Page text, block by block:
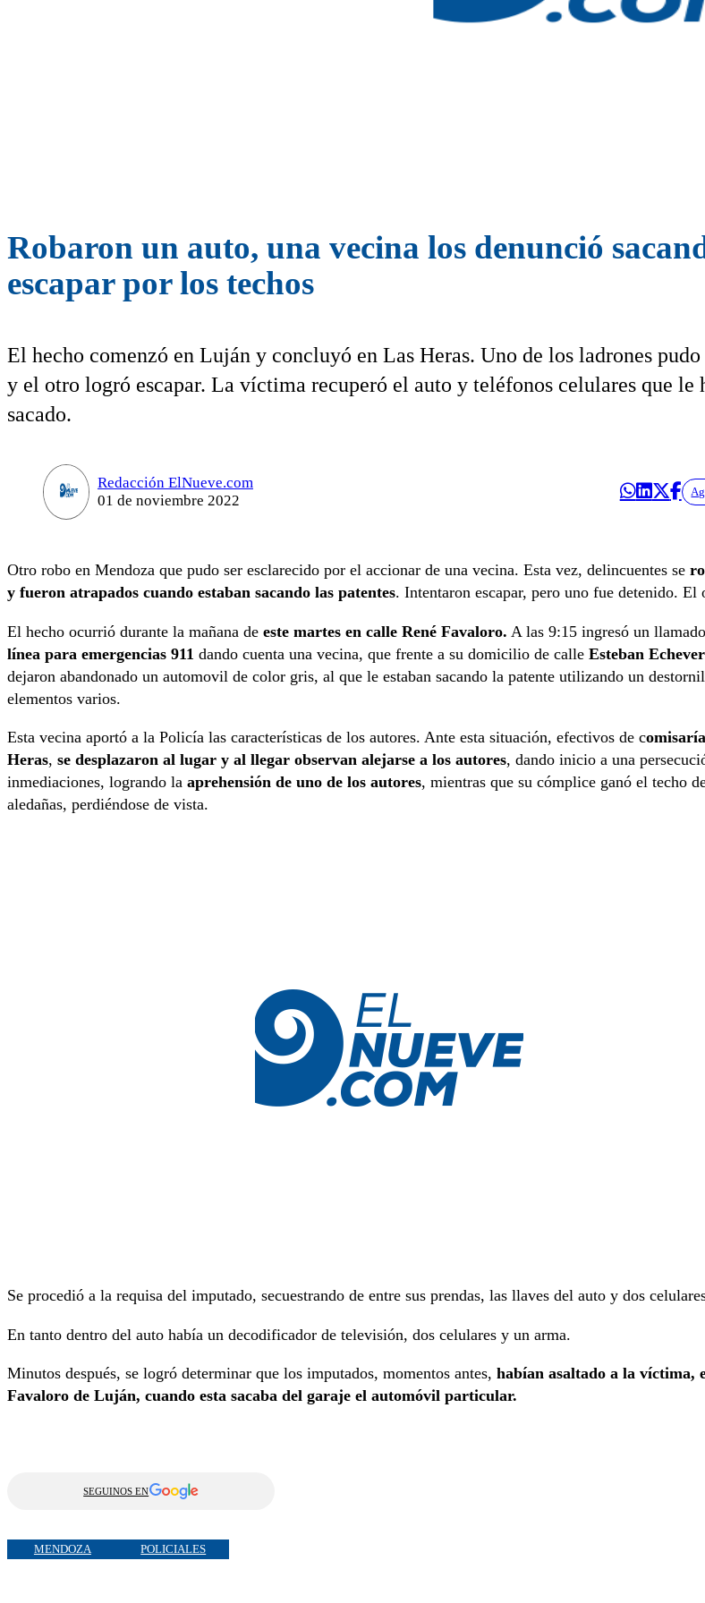
Robaron un auto, una vecina los denunció
escapar por los techos
El hecho comenzó en Luján y concluyó en Las Heras. Uno de los ladrones pudo
y el otro logró escapar. La víctima recuperó el auto y teléfonos celulares que le
sacado.
Redacción ElNueve.com
01 de noviembre 2022
Otro robo en Mendoza que pudo ser esclarecido por el accionar de una vecina. Esta vez, delincuentes se
y fueron atrapados cuando estaban sacando las patentes. Intentaron escapar, pero uno fue detenido.
El hecho ocurrió durante la mañana de este martes en calle René Favaloro. A las 9:15 ingresó un
línea para emergencias 911 dando cuenta una vecina, que frente a su domicilio de calle Esteban
dejaron abandonado un automovil de color gris, al que le estaban sacando la patente utilizando un
elementos varios.
Esta vecina aportó a la Policía las características de los autores. Ante esta situación, efectivos de c
Heras, se desplazaron al lugar y al llegar observan alejarse a los autores, dando inicio a una
inmediaciones, logrando la aprehensión de uno de los autores, mientras que su cómplice ganó el techo
aledañas, perdiéndose de vista.
Se procedió a la requisa del imputado, secuestrando de entre sus prendas, las llaves del auto y dos
En tanto dentro del auto había un decodificador de televisión, dos celulares y un arma.
Minutos después, se logró determinar que los imputados, momentos antes, habían asaltado a la víctima,
Favaloro de Luján, cuando esta sacaba del garaje el automóvil particular.
SEGUINOS EN
MENDOZA POLICIALES